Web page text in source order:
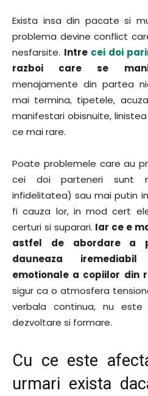
Exista insa din pacate si
problema devine conflict
nesfarsite. Intre cei doi
razboi care se
menajamente din partea
mai termina, tipetele,
manifestari obisnuite,
ce mai rare.
Poate problemele care au
cei doi parteneri sunt
infidelitatea) sau mai putin
fi cauza lor, in mod cert
certuri si suparari. Iar ce e
astfel de abordare a
dauneaza
emotionale a copiilor din
sigur ca o atmosfera
verbala continua, nu
dezvoltare si formare.
Cu ce este
urmari exista